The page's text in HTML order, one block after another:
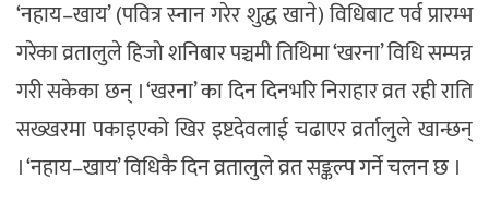
‘नहाय–खाय’ (पवित्र स्नान गरेर शुद्ध खाने) विधिबाट पर्व प्रारम्भ
गरेका व्रतालुले हिजो शनिबार पञ्चमी तिथिमा ‘खरना’ विधि सम्पन्न
गरी सकेका छन् । ‘खरना’ का दिन दिनभरि निराहार व्रत रही राति
सख्खरमा पकाइएको खिर इष्टदेवलाई चढाएर व्रर्तालुले खान्छन्
। ‘नहाय–खाय’ विधिकै दिन व्रतालुले व्रत सङ्कल्प गर्ने चलन छ ।